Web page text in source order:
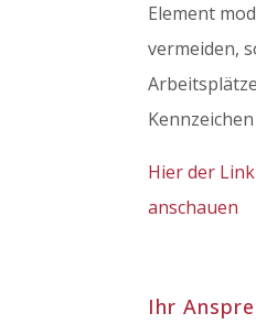
Element
vermeiden,
Hier der
anschauen
Ihr